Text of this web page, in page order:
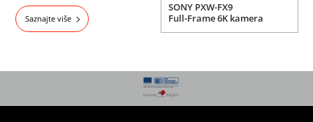
Saznajte više
SONY PXW-FX9
Full-Frame 6K kamera